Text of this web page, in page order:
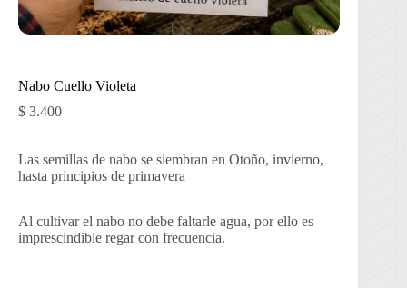
Nabo Cuello Violeta
$ 3.400
Las semillas de nabo se siembran en Otoño, invierno,
hasta principios de primavera
Al cultivar el nabo no debe faltarle agua, por ello es
imprescindible regar con frecuencia.